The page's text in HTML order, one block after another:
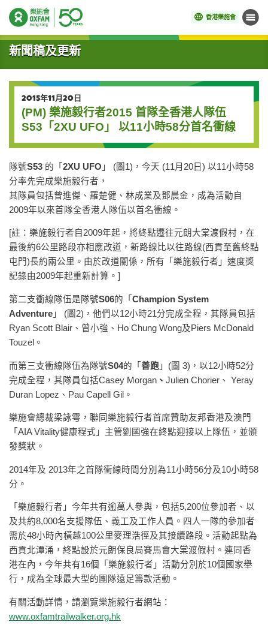
香港樂施會 目錄
開始主要內容
新聞稿及更新
2015年11月20日
(PM) 樂施毅行者2015 首隊全香港人隊伍
S53「2XU UFO」 以11小時58分首名衝線
隊號S53 的「 2XU UFO 」 (圖1)，今天 (11月20日) 以11小時58
分率先完成樂施毅行者，
其隊員包括曾進傑、羅楚健、林成業及鄧晨金，成為活動自
2009年以來首隊全香港人隊伍以首名衝線。
[註：樂施毅行者自2009年起，將終點遷往元朗大棠渡假村，在
最後約6公里路段亦相應改道，新路線比以往路線(西貢至舊終點
屯門)長約兩公里。由於改道關係，所有「樂施毅行者」速度獎
記錄由2009年起重新計算。]
第二支衝線隊伍是隊號S06的「 Champion System
Adventure 」 (圖2)，他們以12小時21分完成全程，其隊員包括
Ryan Scott Blair、曾小強、Ho Chung Wong及Piers McDonald
Touzel。
而第三支衝線隊伍為隊號S04的「 善跑 」(圖 3)，以12小時52分
完成全程，其隊員包括Casey Morgan 、 Julien Chorier、 Yeray
Duran Lopez、Pau Capell Gil。
樂施會總裁梁詠雩，聯同樂施毅行者首席贊助友邦香港及澳門
「AIA Vitality健康程式」主管劉國強在終點迎接以上隊伍，並頒
發獎狀。
2014年及 2013年之首隊衝線時間分別為11小時56分及10小時58
分。
「樂施毅行者」今年共有逾萬人參與，包括5,200位參加者、以
及共約8,000名支援隊伍、義工及工作人員。四人一隊的參加者
需於48小時內橫越100公里麥理浩徑及其接續路段。活動起點為
西貢北潭涌，終點設於元朗保良局賽馬會大棠渡假村。連同香
港在內，今年共有16個「樂施毅行者」活動分別於10個國家舉
行，成為全球最大型的團隊遠足籌款活動。
有關活動詳情，請瀏覽樂施毅行者網站：
www.oxfamtrailwalker.org.hk